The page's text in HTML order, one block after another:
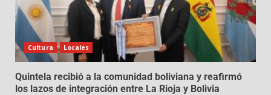
Cultura Locales
Quintela recibió a la comunidad boliviana y reafirmó
los lazos de integración entre La Rioja y Bolivia